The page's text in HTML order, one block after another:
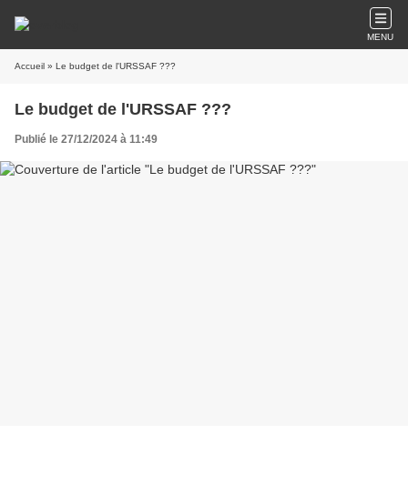
MENU
Accueil » Le budget de l'URSSAF ???
Le budget de l'URSSAF ???
Publié le 27/12/2024 à 11:49